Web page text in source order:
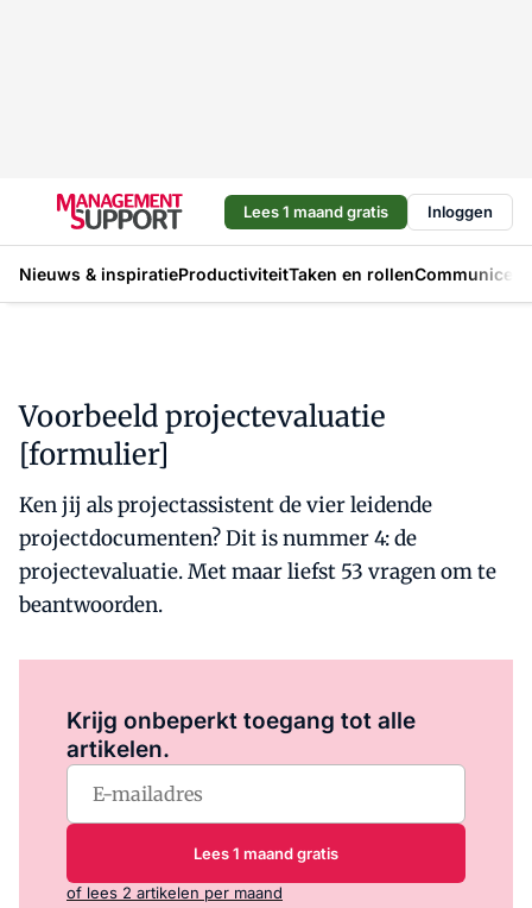
Lees 1 maand gratis Inloggen
Nieuws & inspiratieProductiviteitTaken en rollen
Voorbeeld projectevaluatie
[formulier]
Ken jij als projectassistent de vier leidende
projectdocumenten? Dit is nummer 4: de
projectevaluatie. Met maar liefst 53 vragen om te
beantwoorden.
Krijg onbeperkt toegang tot alle
artikelen.
Lees 1 maand gratis
of lees 2 artikelen per maand